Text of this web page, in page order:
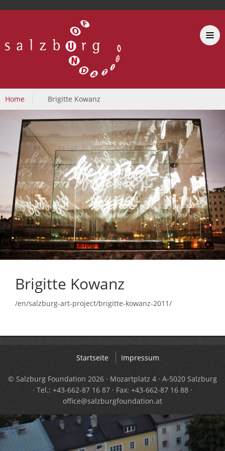
Home Brigitte Kowanz
Brigitte Kowanz
/en/salzburg-art-project/brigitte-kowanz-2011/
Startseite Impressum
© Salzburg Foundation 2026 · Mozartplatz 4 · A-5020 Salzburg
· Tel.: +43-662-87 16 87 · Fax: +43-662-87 16 88 ·
office@salzburgfoundation.at